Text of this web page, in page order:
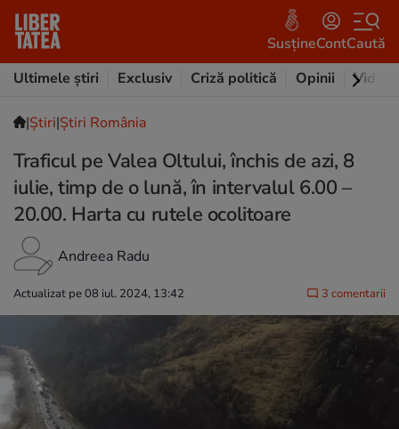
SusțineContCaută
Ultimele știri
Exclusiv Criză politică Opinii Video
|Ştiri|Știri România
Traficul pe Valea Oltului, închis de azi, 8
iulie, timp de o lună, în intervalul 6.00 –
20.00. Harta cu rutele ocolitoare
Andreea Radu
Actualizat pe 08 iul. 2024, 13:42 3 comentarii